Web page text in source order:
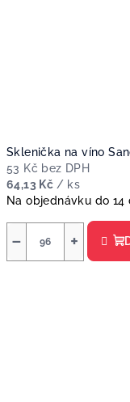
Sklenička na víno
53 Kč bez DPH
64,13 Kč / ks
Na objednávku do 14
+
−